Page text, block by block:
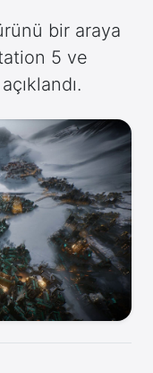
bir araya
5 ve